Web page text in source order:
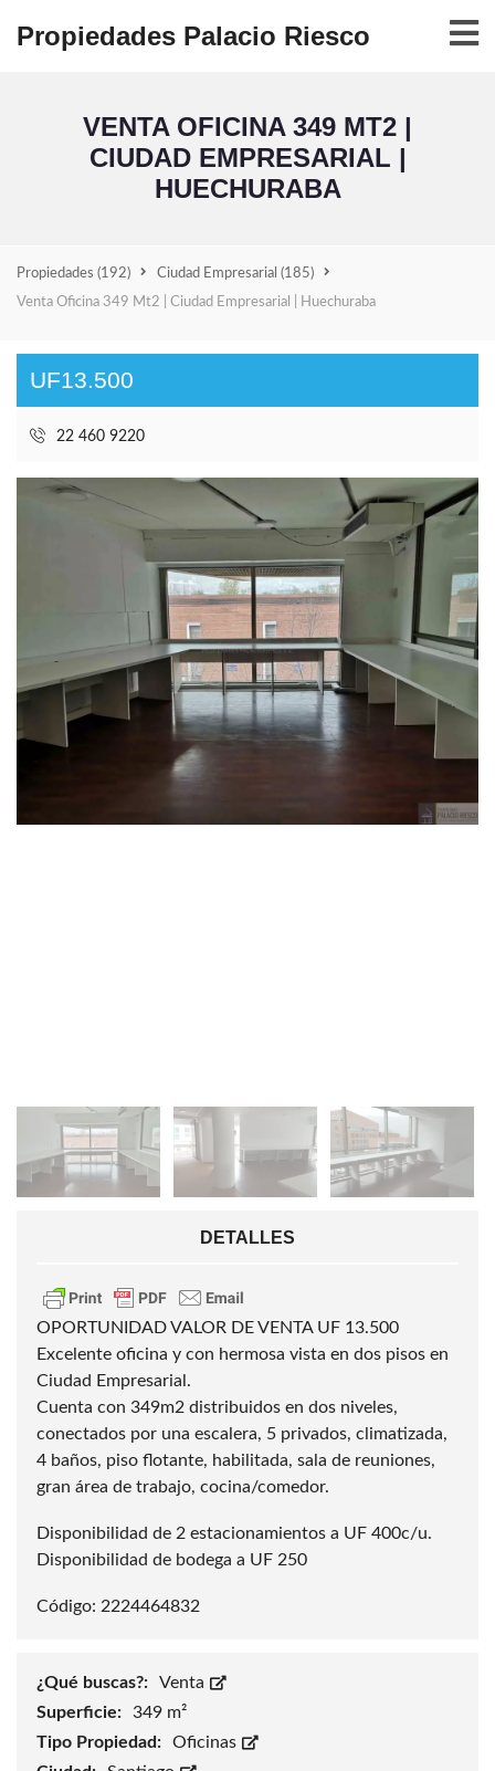
Propiedades Palacio Riesco
VENTA OFICINA 349 MT2 |
CIUDAD EMPRESARIAL |
HUECHURABA
Propiedades (192) Ciudad Empresarial (185)
Venta Oficina 349 Mt2 | Ciudad Empresarial | Huechuraba
UF13.500
22 460 9220
DETALLES
OPORTUNIDAD VALOR DE VENTA UF 13.500
Excelente oficina y con hermosa vista en dos pisos en
Ciudad Empresarial.
Cuenta con 349m2 distribuidos en dos niveles,
conectados por una escalera, 5 privados, climatizada,
4 baños, piso flotante, habilitada, sala de reuniones,
gran área de trabajo, cocina/comedor.
Disponibilidad de 2 estacionamientos a UF 400c/u.
Disponibilidad de bodega a UF 250
Código: 2224464832
¿Qué buscas?:
Venta
Superficie:
349 m²
Tipo Propiedad:
Oficinas